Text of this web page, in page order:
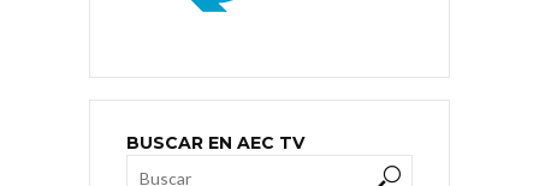
BUSCAR EN AEC TV